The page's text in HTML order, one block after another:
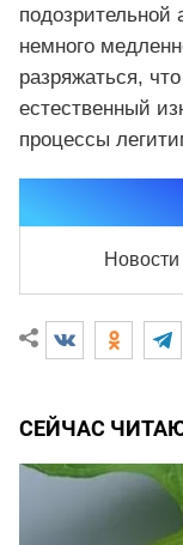
немного
разряжаться,
естественный
процессы
Новости
СЕЙЧАС